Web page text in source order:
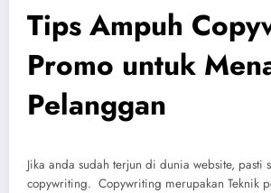
Tips Ampuh
Promo untuk
Pelanggan
Jika anda sudah terjun di dunia website, pasti
copywriting. Copywriting merupakan Teknik